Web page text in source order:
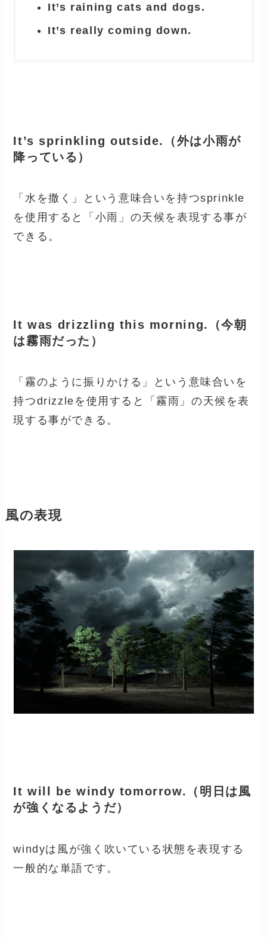
It’s raining cats and dogs.
It’s really coming down.
It’s sprinkling outside.（外は小雨が
降っている）
「水を撒く」という意味合いを持つsprinkle
を使用すると「小雨」の天候を表現する事が
できる。
It was drizzling this morning.（今朝
は霧雨だった）
「霧のように振りかける」という意味合いを
持つdrizzleを使用すると「霧雨」の天候を表
現する事ができる。
風の表現
It will be windy tomorrow.（明日は風
が強くなるようだ）
windyは風が強く吹いている状態を表現する
一般的な単語です。